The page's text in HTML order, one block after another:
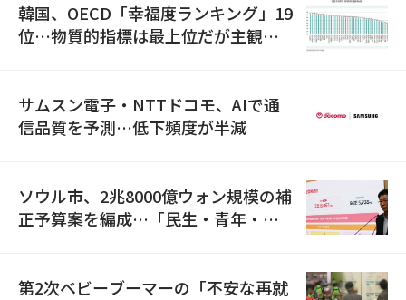
韓国、OECD「幸福度ランキング」19
位…物質的指標は最上位だが主観的
サムスン電子・NTTドコモ、AIで通
信品質を予測…低下頻度が半減
ソウル市、2兆8000億ウォン規模の補
正予算案を編成…「民生・青年・安
第2次ベビーブーマーの「不安な再就